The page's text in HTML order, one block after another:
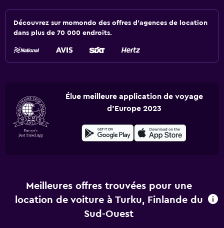
Découvrez sur momondo des offres d'agences de location
dans plus de 70 000 endroits.
Élue meilleure application de voyage
d'Europe 2023
Meilleures offres trouvées pour une
location de voiture à Turku, Finlande du
Sud-Ouest